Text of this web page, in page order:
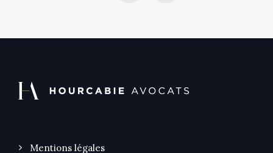
Mentions légales